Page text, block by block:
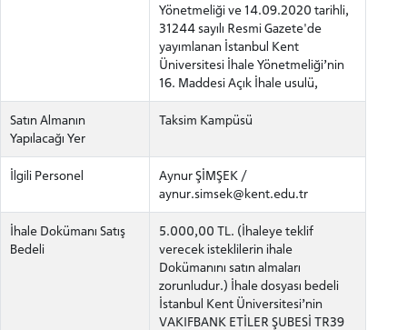
Yönetmeliği ve 14.09.2020 tarihli,
31244 sayılı Resmi Gazete'de
yayımlanan İstanbul Kent
Üniversitesi İhale Yönetmeliği’nin
16. Maddesi Açık İhale usulü,
Satın Almanın
Yapılacağı Yer
Taksim Kampüsü
İlgili Personel
Aynur ŞİMŞEK /
aynur.simsek@kent.edu.tr
İhale Dokümanı Satış
Bedeli
5.000,00 TL. (İhaleye teklif
verecek isteklilerin ihale
Dokümanını satın almaları
zorunludur.) İhale dosyası bedeli
İstanbul Kent Üniversitesi’nin
VAKIFBANK ETİLER ŞUBESİ TR39